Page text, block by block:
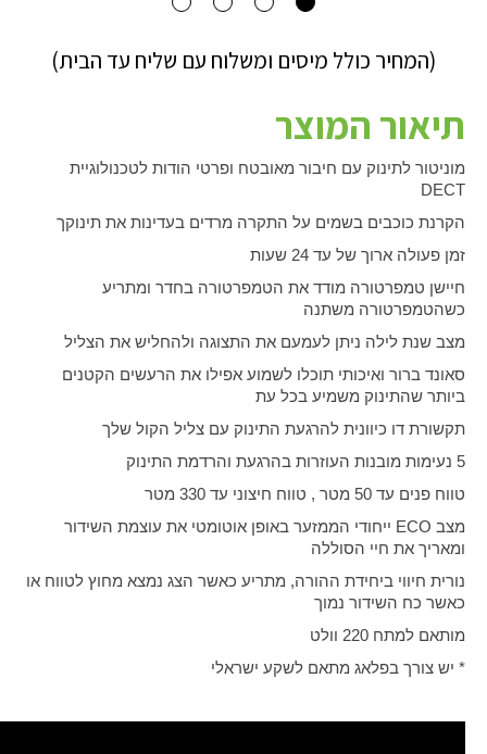
(המחיר כולל מיסים ומשלוח עם שליח עד הבית)
תיאור המוצר
מוניטור לתינוק עם חיבור מאובטח ופרטי הודות לטכנולוגיית
DECT
הקרנת כוכבים בשמים על התקרה מרדים בעדינות את תינוקך
זמן פעולה ארוך של עד 24 שעות
חיישן טמפרטורה מודד את הטמפרטורה בחדר ומתריע
כשהטמפרטורה משתנה
מצב שנת לילה ניתן לעמעם את התצוגה ולהחליש את הצליל
סאונד ברור ואיכותי תוכלו לשמוע אפילו את הרעשים הקטנים
ביותר שהתינוק משמיע בכל עת
תקשורת דו כיוונית להרגעת התינוק עם צליל הקול שלך
5 נעימות מובנות העוזרות בהרגעת והרדמת התינוק
טווח פנים עד 50 מטר , טווח חיצוני עד 330 מטר
מצב ECO ייחודי הממזער באופן אוטומטי את עוצמת השידור
ומאריך את חיי הסוללה
נורית חיווי ביחידת ההורה, מתריע כאשר הצג נמצא מחוץ לטווח או
כאשר כח השידור נמוך
מותאם למתח 220 וולט
* יש צורך בפלאג מתאם לשקע ישראלי